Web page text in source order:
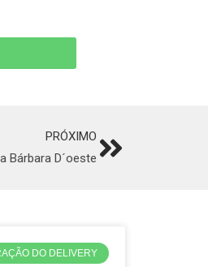
PRÓXIMO
Bárbara D´oeste Next
DO DELIVERY